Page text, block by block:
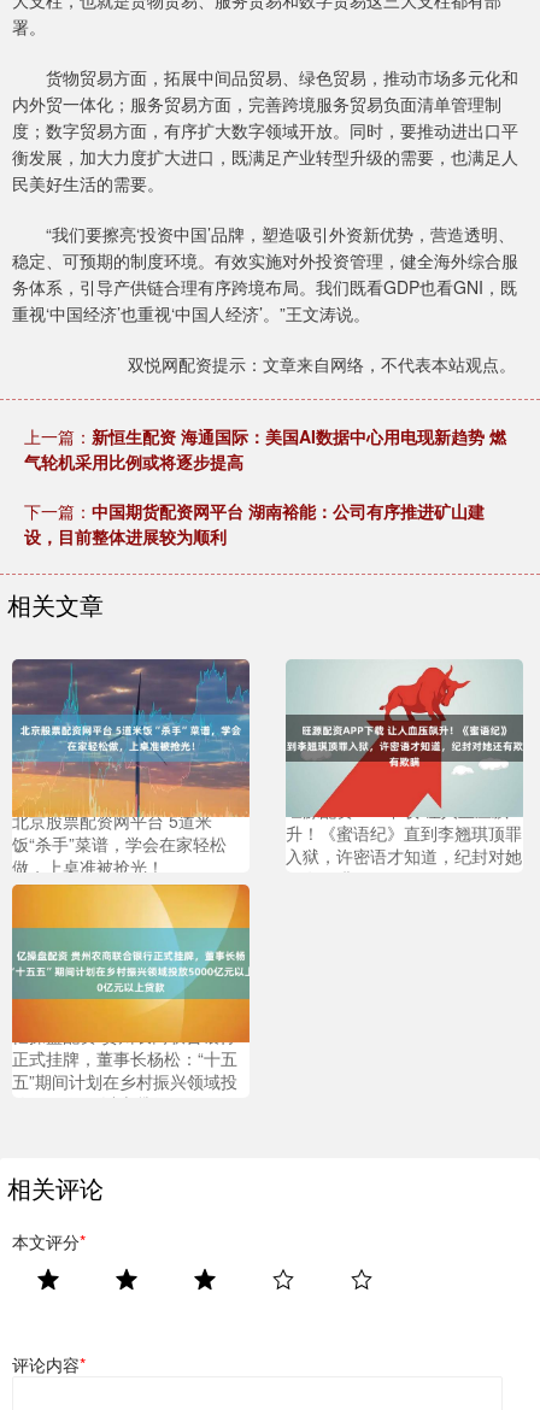
署。
货物贸易方面，拓展中间品贸易、绿色贸易，推动市场多元化和
内外贸一体化；服务贸易方面，完善跨境服务贸易负面清单管理制
度；数字贸易方面，有序扩大数字领域开放。同时，要推动进出口平
衡发展，加大力度扩大进口，既满足产业转型升级的需要，也满足人
民美好生活的需要。
“我们要擦亮‘投资中国’品牌，塑造吸引外资新优势，营造透明、
稳定、可预期的制度环境。有效实施对外投资管理，健全海外综合服
务体系，引导产供链合理有序跨境布局。我们既看GDP也看GNI，既
重视‘中国经济’也重视‘中国人经济’。”王文涛说。
双悦网配资提示：文章来自网络，不代表本站观点。
上一篇： 新恒生配资 海通国际：美国AI数据中心用电现新趋势 燃
气轮机采用比例或将逐步提高
下一篇： 中国期货配资网平台 湖南裕能：公司有序推进矿山建
设，目前整体进展较为顺利
相关文章
北京股票配资网平台 5道米
饭“杀手”菜谱，学会在家轻松
做，上桌准被抢光！
旺源配资APP下载 让人血压飙
升！《蜜语纪》直到李翘琪顶罪
入狱，许密语才知道，纪封对她
还有欺瞒
正式挂牌，董事长杨松：“十五
五”期间计划在乡村振兴领域投
放5000亿元以上贷款
相关评论
本文评分*
评论内容*